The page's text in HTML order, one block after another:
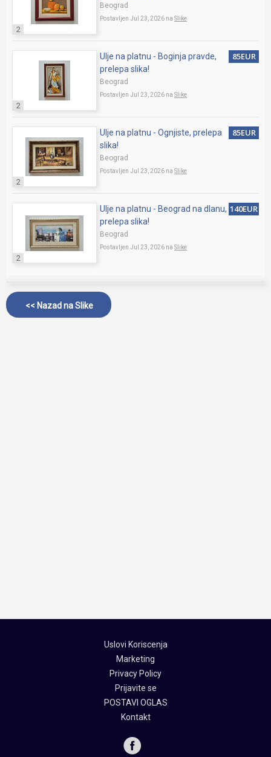
2
Beograd
Postavljen Jul 23, 2026 na Slike
2
Ulje na platnu - Boginja pravde,
prelepa slika!
Beograd
Postavljen Jul 23, 2026 na Slike
85EUR
2
Ulje na platnu - Ognjiste, prelepa
slika!
Beograd
Postavljen Jul 23, 2026 na Slike
85EUR
2
Ulje na platnu - Beograd na dlanu,
prelepa slika!
Beograd
Postavljen Jul 23, 2026 na Slike
140EUR
<< Nazad naSlike
Uslovi Koriscenja
Marketing
Privacy Policy
Prijavite se
POSTAVI OGLAS
Kontakt